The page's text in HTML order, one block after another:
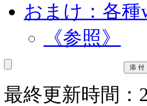
おまけ：各
《参照》
最終更新時間：